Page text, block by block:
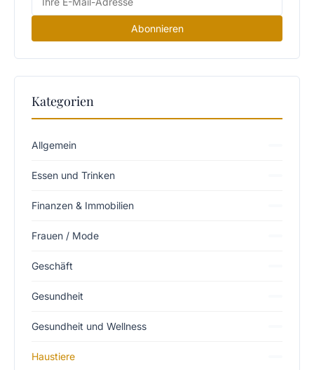
Abonnieren
Kategorien
Allgemein
Essen und Trinken
Finanzen & Immobilien
Frauen / Mode
Geschäft
Gesundheit
Gesundheit und Wellness
Haustiere